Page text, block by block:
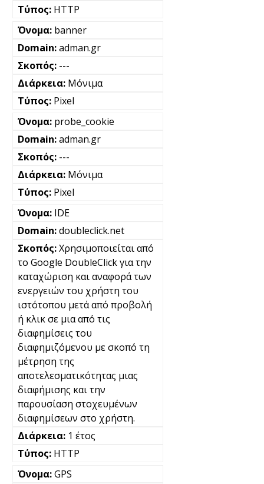
HTTP
banner
adman.gr
---
Μόνιμα
Pixel
probe_cookie
adman.gr
---
Μόνιμα
Pixel
IDE
doubleclick.net
Χρησιμοποιείται από
το Google DoubleClick για την
καταχώριση και αναφορά των
ενεργειών του χρήστη του
ιστότοπου μετά από προβολή
ή κλικ σε μια από τις
διαφημίσεις του
διαφημιζόμενου με σκοπό τη
μέτρηση της
αποτελεσματικότητας μιας
διαφήμισης και την
παρουσίαση στοχευμένων
διαφημίσεων στο χρήστη.
1 έτος
HTTP
GPS